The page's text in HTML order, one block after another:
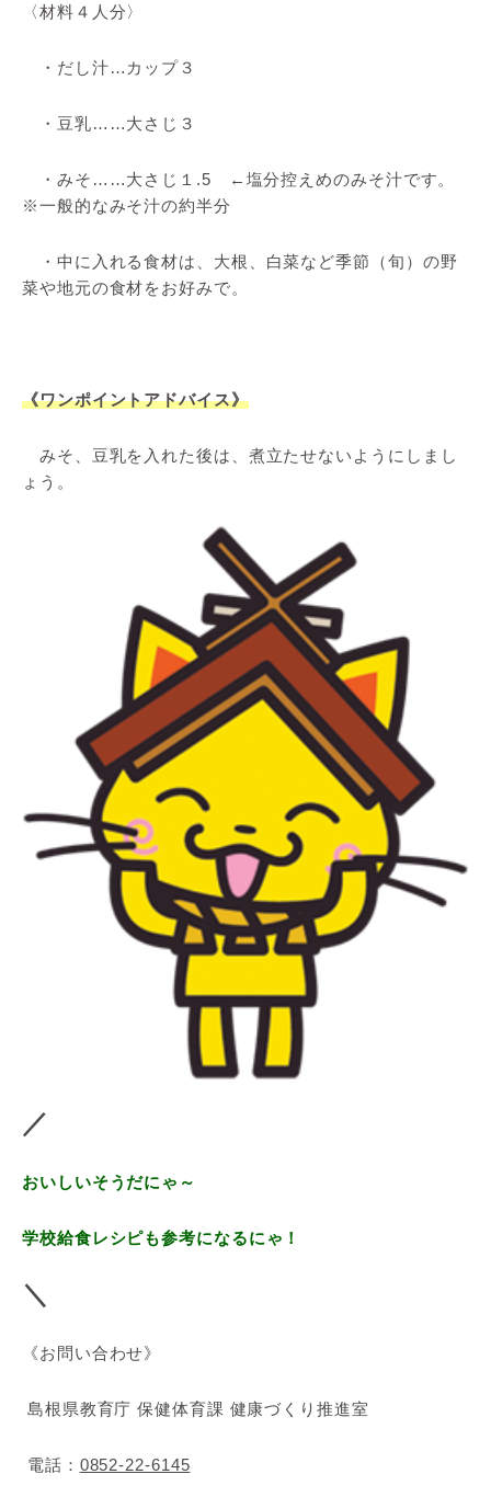
〈材料４人分〉
・だし汁…カップ３
・豆乳……大さじ３
・みそ……大さじ１.5 ←塩分控えめのみそ汁です。
※一般的なみそ汁の約半分
・中に入れる食材は、大根、白菜など季節（旬）の野
菜や地元の食材をお好みで。
《ワンポイントアドバイス》
みそ、豆乳を入れた後は、煮立たせないようにしまし
ょう。
／
おいしいそうだにゃ～
学校給食レシピも参考になるにゃ！
＼
《お問い合わせ》
島根県教育庁 保健体育課 健康づくり推進室
電話： 0852-22-6145